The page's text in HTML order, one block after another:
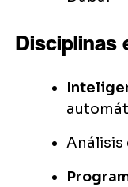
Disciplinas
Análisis